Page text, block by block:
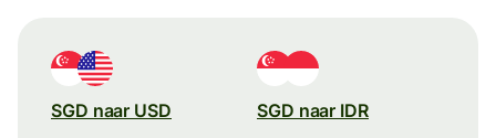
SGD naar USD SGD naar IDR